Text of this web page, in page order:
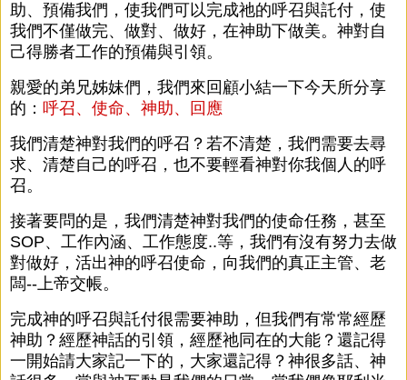
助、預備我們，使我們可以完成祂的呼召與託付，使
我們不僅做完、做對、做好，在神助下做美。神對自
己得勝者工作的預備與引領。
親愛的弟兄姊妹們，我們來回顧小結一下今天所分享
的： 呼召、使命、神助、回應
我們清楚神對我們的呼召？若不清楚，我們需要去尋
求、清楚自己的呼召，也不要輕看神對你我個人的呼
召。
接著要問的是，我們清楚神對我們的使命任務，甚至
SOP、工作內涵、工作態度..等，我們有沒有努力去做
對做好，活出神的呼召使命，向我們的真正主管、老
闆--上帝交帳。
完成神的呼召與託付很需要神助，但我們有常常經歷
神助？經歷神話的引領，經歷祂同在的大能？還記得
一開始請大家記一下的，大家還記得？神很多話、神